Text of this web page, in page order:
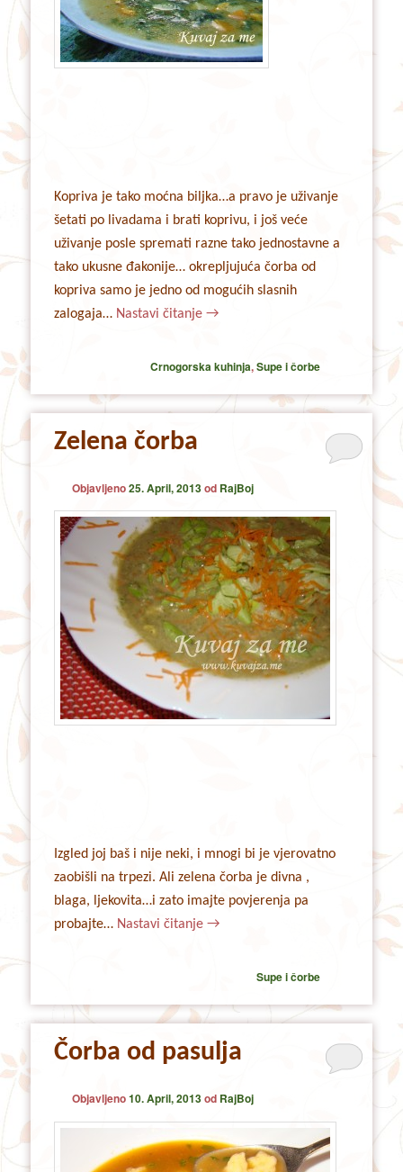
Kopriva je tako moćna biljka…a pravo je uživanje
šetati po livadama i brati koprivu, i još veće
uživanje posle spremati razne tako jednostavne a
tako ukusne đakonije… okrepljujuća čorba od
kopriva samo je jedno od mogućih slasnih
zalogaja… Nastavi čitanje→
Crnogorska kuhinja,Supe i čorbe
Zelena čorba
Objavljeno25. April, 2013od RajBoj
Izgled joj baš i nije neki, i mnogi bi je vjerovatno
zaobišli na trpezi. Ali zelena čorba je divna ,
blaga, ljekovita…i zato imajte povjerenja pa
probajte… Nastavi čitanje→
Supe i čorbe
Čorba od pasulja
Objavljeno10. April, 2013od RajBoj